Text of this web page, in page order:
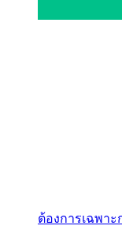
ต้องการเฉพาะ